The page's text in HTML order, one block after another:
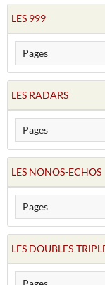
LES 999
LES RADARS
LES NONOS-ECHOS
LES DOUBLES-